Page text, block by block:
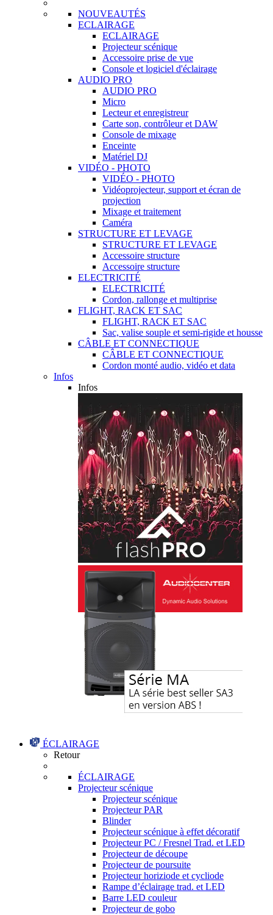
NOUVEAUTÉS
ECLAIRAGE
ECLAIRAGE
Projecteur scénique
Accessoire prise de vue
Console et logiciel d'éclairage
AUDIO PRO
AUDIO PRO
Micro
Lecteur et enregistreur
Carte son, contrôleur et DAW
Console de mixage
Enceinte
Matériel DJ
VIDÉO - PHOTO
VIDÉO - PHOTO
Vidéoprojecteur, support et écran de
projection
Mixage et traitement
Caméra
STRUCTURE ET LEVAGE
STRUCTURE ET LEVAGE
Accessoire structure
Accessoire structure
ELECTRICITÉ
ELECTRICITÉ
Cordon, rallonge et multiprise
FLIGHT, RACK ET SAC
FLIGHT, RACK ET SAC
Sac, valise souple et semi-rigide et housse
CÂBLE ET CONNECTIQUE
CÂBLE ET CONNECTIQUE
Cordon monté audio, vidéo et data
Infos
Infos
ÉCLAIRAGE
Retour
ÉCLAIRAGE
Projecteur scénique
Projecteur scénique
Projecteur PAR
Blinder
Projecteur scénique à effet décoratif
Projecteur PC / Fresnel Trad. et LED
Projecteur de découpe
Projecteur de poursuite
Projecteur horiziode et cycliode
Rampe d’éclairage trad. et LED
Barre LED couleur
Projecteur de gobo